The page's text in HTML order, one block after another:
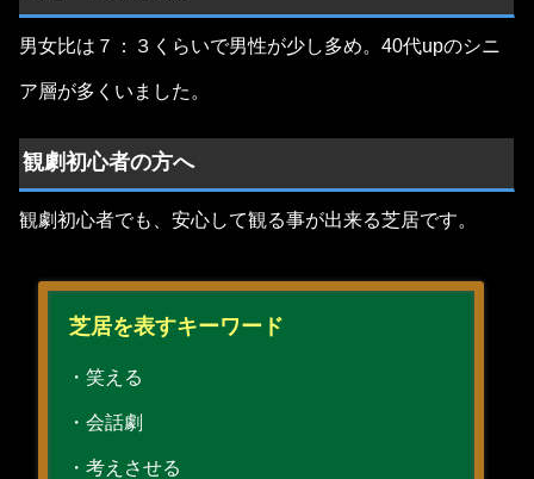
男女比は７：３くらいで男性が少し多め。40代upのシニ
ア層が多くいました。
観劇初心者の方へ
観劇初心者でも、安心して観る事が出来る芝居です。
芝居を表すキーワード
・笑える
・会話劇
・考えさせる